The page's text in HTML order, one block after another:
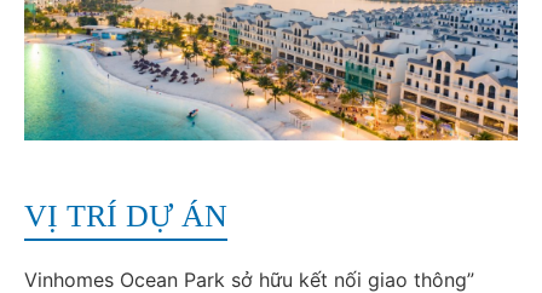
VỊ TRÍ DỰ ÁN
Vinhomes Ocean Park sở hữu kết nối giao thông”